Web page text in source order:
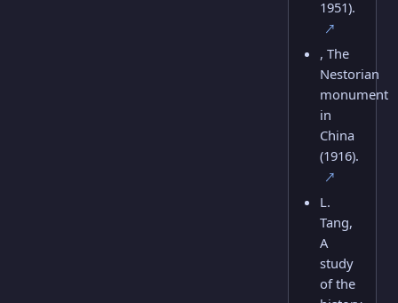
1951).
↗
, The
Nestorian
monument
in
China
(1916).
↗
L.
Tang,
A
study
of the